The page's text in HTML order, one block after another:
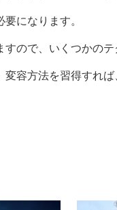
になります。
すので、いくつかの
容方法を習得すれ